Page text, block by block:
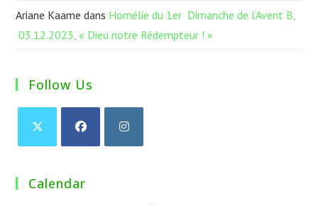
Ariane Kaame dans Homélie du 1er Dimanche de l’Avent B,
03.12.2023, « Dieu notre Rédempteur ! »
Follow Us
Calendar